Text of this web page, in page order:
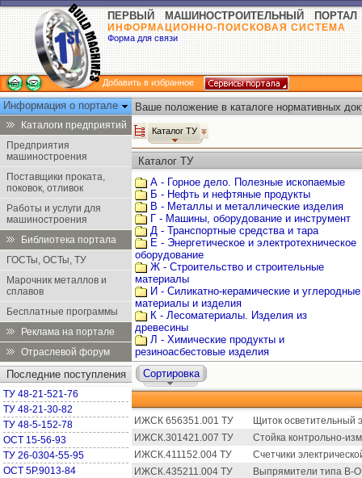
ПЕРВЫЙ МАШИНОСТРОИТЕЛЬНЫЙ ПОРТАЛ
ИНФОРМАЦИОННО-ПОИСКОВАЯ СИСТЕМА
Форма для связи
Добавить в избранное
Информация о портале
Каталоги предприятий
Предприятия
машиностроения
Поставщики проката,
поковок, отливок
Работы и услуги для
машиностроения
Библиотека портала
ГОСТы, ОСТы, ТУ
Марочник металлов и
сплавов
Бесплатные программы
Реклама на портале
Отраслевой форум
Последние поступления
ТУ 48-21-521-76
ТУ 48-21-30-82
ТУ 48-5-152-78
ОСТ 15-56-93
ТУ 26-0304-55-95
ОСТ 5Р.9013-84
Ваше положение в каталоге нормативных
Каталог ТУ
Каталог ТУ
А - Горное дело. Полезные ископаемые
Б - Нефть и нефтяные продукты
В - Металлы и металлические изделия
Г - Машины, оборудование и инструмент
Д - Транспортные средства и тара
Е - Энергетическое и электротехническое
оборудование
Ж - Строительство и строительные
материалы
И - Силикатно-керамические и углеродные
материалы и изделия
К - Лесоматериалы. Изделия из
древесины
Л - Химические продукты и
резиноасбестовые изделия
Сортировка
ИЖСК 656351.001 ТУ
Щиток осветительный
ИЖСК.301421.007 ТУ
Стойка контрольно-
ИЖСК.411152.004 ТУ
Счетчики
ИЖСК.435211.004 ТУ
Выпрямители типа В-